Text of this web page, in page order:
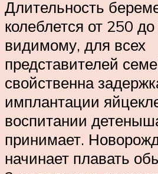
Длительность
колеблется от 250
видимому, для всех
представителей
свойственна
имплантации
воспитании
принимает.
начинает плавать